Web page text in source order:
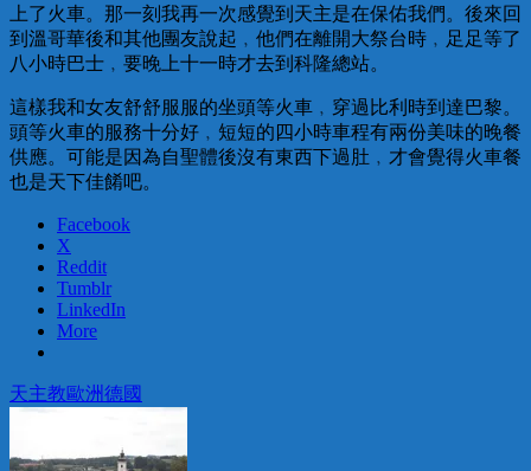
上了火車。那一刻我再一次感覺到天主是在保佑我們。後來回
到溫哥華後和其他團友說起﹐他們在離開大祭台時﹐足足等了
八小時巴士﹐要晚上十一時才去到科隆總站。
這樣我和女友舒舒服服的坐頭等火車﹐穿過比利時到達巴黎。
頭等火車的服務十分好﹐短短的四小時車程有兩份美味的晚餐
供應。可能是因為自聖體後沒有東西下過肚﹐才會覺得火車餐
也是天下佳餚吧。
Facebook
X
Reddit
Tumblr
LinkedIn
More
天主教歐洲德國